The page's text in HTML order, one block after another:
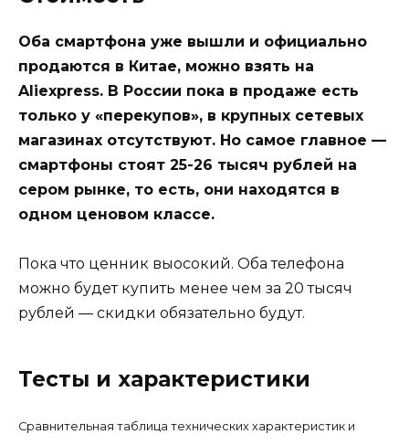
Оба смартфона уже вышли и официально
продаются в Китае, можно взять на
Aliexpress. В России пока в продаже есть
только у «перекупов», в крупных сетевых
магазинах отсутствуют. Но самое главное —
смартфоны стоят 25-26 тысяч рублей на
сером рынке, то есть, они находятся в
одном ценовом классе.
Пока что ценник выосокий. Оба телефона
можно будет купить менее чем за 20 тысяч
рублей — скидки обязательно будут.
Тесты и характеристики
Сравнительная таблица технических характеристик и